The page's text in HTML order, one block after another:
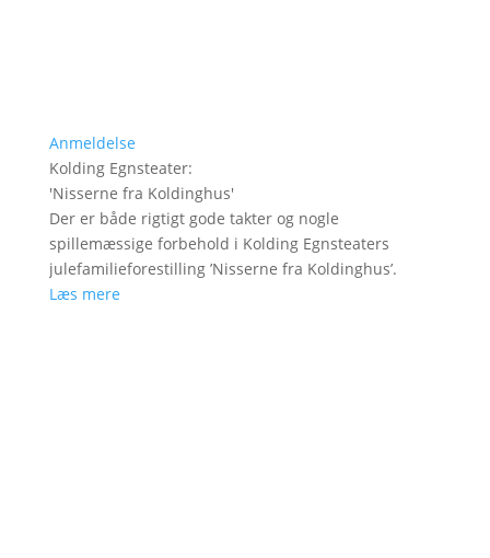
Anmeldelse
Kolding Egnsteater:
'Nisserne fra Koldinghus'
Der er både rigtigt gode takter og nogle
spillemæssige forbehold i Kolding Egnsteaters
julefamilieforestilling ’Nisserne fra Koldinghus’.
Læs mere